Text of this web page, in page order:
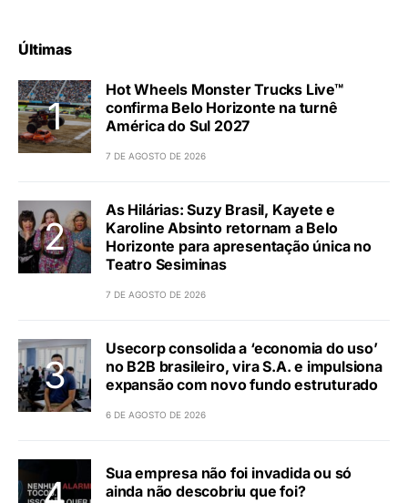
Últimas
Hot Wheels Monster Trucks Live™
confirma Belo Horizonte na turnê
América do Sul 2027
7 DE AGOSTO DE 2026
As Hilárias: Suzy Brasil, Kayete e
Karoline Absinto retornam a Belo
Horizonte para apresentação única no
Teatro Sesiminas
7 DE AGOSTO DE 2026
Usecorp consolida a ‘economia do uso’
no B2B brasileiro, vira S.A. e impulsiona
expansão com novo fundo estruturado
6 DE AGOSTO DE 2026
Sua empresa não foi invadida ou só
ainda não descobriu que foi?